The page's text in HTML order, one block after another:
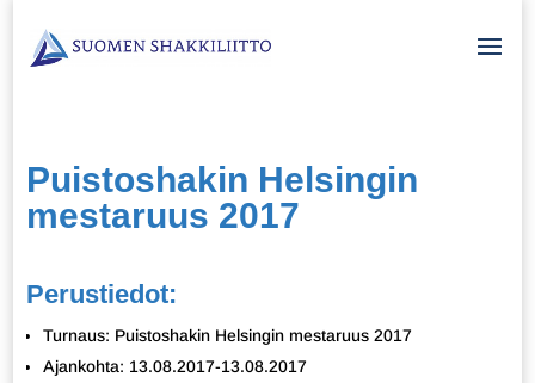
Puistoshakin Helsingin
mestaruus 2017
Perustiedot:
Turnaus: Puistoshakin Helsingin mestaruus 2017
Ajankohta: 13.08.2017-13.08.2017